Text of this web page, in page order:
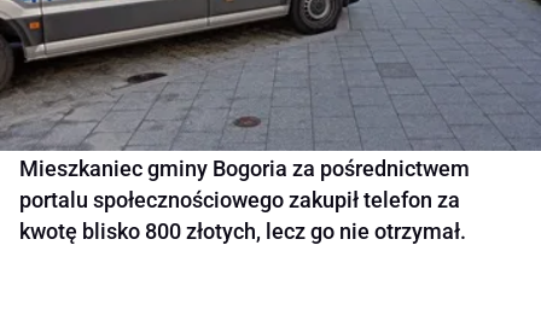
Mieszkaniec gminy Bogoria za pośrednictwem
portalu społecznościowego zakupił telefon za
kwotę blisko 800 złotych, lecz go nie otrzymał.